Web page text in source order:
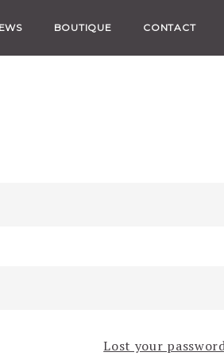
BOUTIQUE CONTACT
Lost your